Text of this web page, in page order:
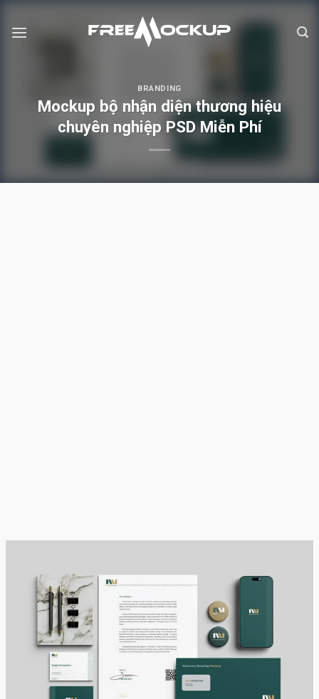
BRANDING
Mockup bộ nhận diện thương hiệu
chuyên nghiệp PSD Miễn Phí